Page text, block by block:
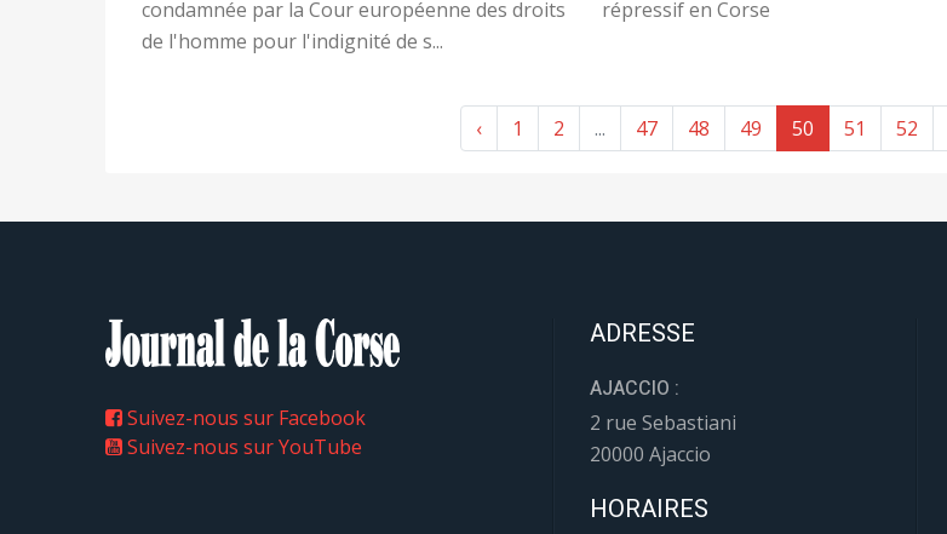
condamnée par la Cour européenne des droits
de l'homme pour l'indignité de s...
répressif en Corse
‹ 1 2 ... 47 48 49 50 51 52
Suivez-nous sur Facebook
Suivez-nous sur YouTube
ADRESSE
AJACCIO :
2 rue Sebastiani
20000 Ajaccio
HORAIRES